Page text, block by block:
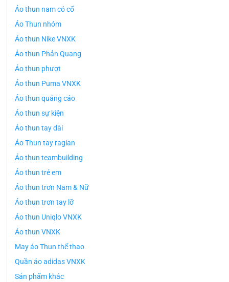
Áo thun nam có cổ
Áo Thun nhóm
Áo thun Nike VNXK
Áo thun Phản Quang
Áo thun phượt
Áo thun Puma VNXK
Áo thun quảng cáo
Áo thun sự kiện
Áo thun tay dài
Áo Thun tay raglan
Áo thun teambuilding
Áo thun trẻ em
Áo thun trơn Nam & Nữ
Áo thun trơn tay lỡ
Áo thun Uniqlo VNXK
Áo thun VNXK
May áo Thun thể thao
Quần áo adidas VNXK
Sản phẩm khác